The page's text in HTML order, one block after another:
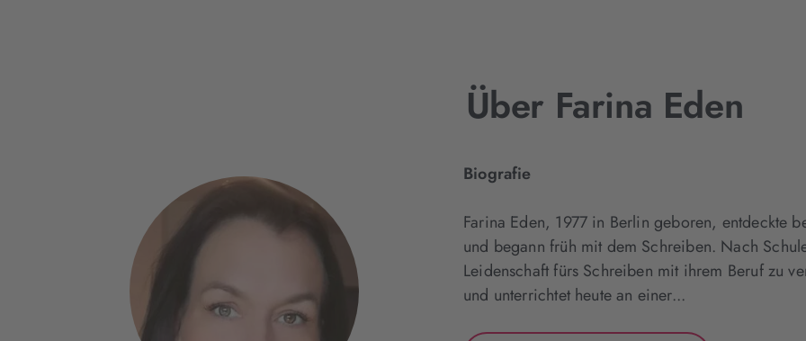
Über Farina Eden
Biografie
Farina Eden, 1977 in Berlin geboren, entdeckte
und begann früh mit dem Schreiben. Nach
Leidenschaft fürs Schreiben mit ihrem Beruf zu
und unterrichtet heute an einer...